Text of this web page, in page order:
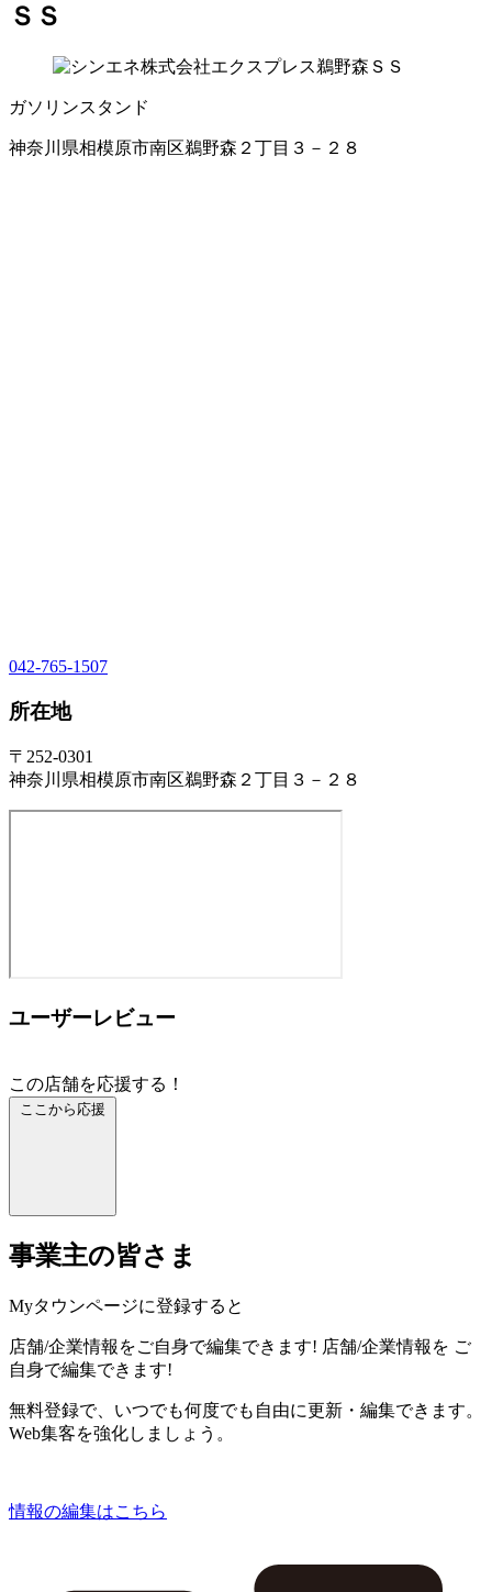
ＳＳ
ガソリンスタンド
神奈川県相模原市南区鵜野森２丁目３－２８
042-765-1507
所在地
〒252-0301
神奈川県相模原市南区鵜野森２丁目３－２８
ユーザーレビュー
この店舗を応援する！
ここから応援
事業主の皆さま
Myタウンページに登録すると
店舗/企業情報をご自身で編集できます! 店舗/企業情報を ご
自身で編集できます!
無料登録で、いつでも何度でも自由に更新・編集できます。
Web集客を強化しましょう。
情報の編集はこちら